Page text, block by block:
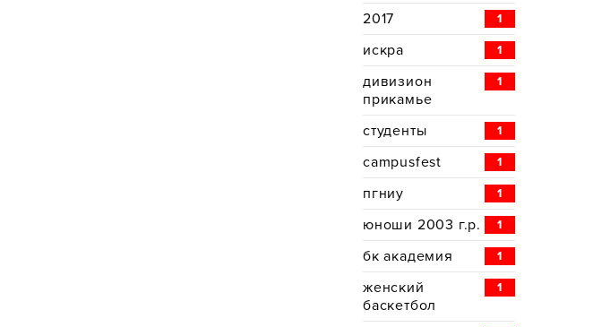
1
2017
1
искра
1
дивизион
прикамье
1
студенты
1
campusfest
1
пгниу
1
юноши 2003 г.р.
1
бк академия
1
женский
баскетбол